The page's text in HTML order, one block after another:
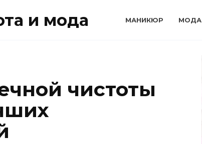
и мода МАНИКЮР МОДА
чистоты